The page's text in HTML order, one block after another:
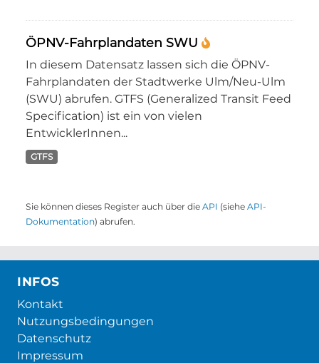
ÖPNV-Fahrplandaten SWU
In diesem Datensatz lassen sich die ÖPNV-
Fahrplandaten der Stadtwerke Ulm/Neu-Ulm
(SWU) abrufen. GTFS (Generalized Transit Feed
Specification) ist ein von vielen
EntwicklerInnen...
GTFS
Sie können dieses Register auch über die API (siehe API-
Dokumentation) abrufen.
INFOS
Kontakt
Nutzungsbedingungen
Datenschutz
Impressum